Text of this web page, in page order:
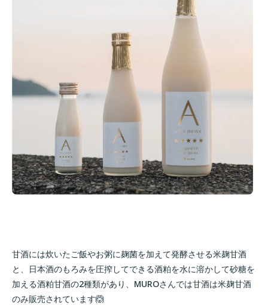
甘酒には炊いたご飯やお粥に麹菌を加えて発酵させる米麹甘酒
と、日本酒のもろみを圧搾してできる酒粕を水に溶かして砂糖を
加える酒粕甘酒の2種類があり、MUROさんでは甘酒は米麹甘酒
のみ販売されています🙆